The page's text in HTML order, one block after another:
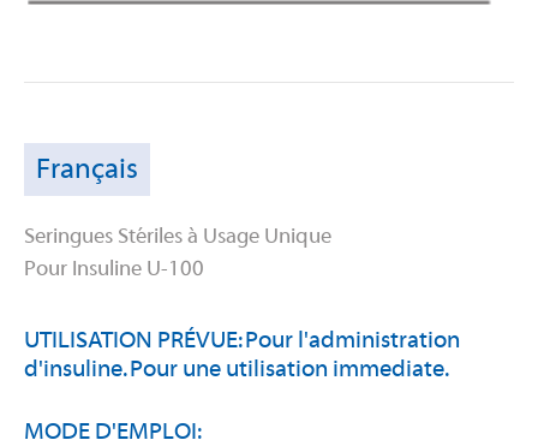
Français
Seringues Stériles à Usage Unique
Pour Insuline U-100
UTILISATION PRÉVUE: Pour l'administration
d'insuline. Pour une utilisation immediate.
MODE D'EMPLOI: